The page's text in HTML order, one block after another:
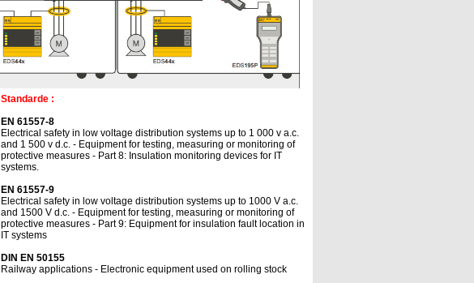
Standarde :
EN 61557-8
Electrical safety in low voltage distribution systems up to 1 000 v a.c.
and 1 500 v d.c. - Equipment for testing, measuring or monitoring of
protective measures - Part 8: Insulation monitoring devices for IT
systems.
EN 61557-9
Electrical safety in low voltage distribution systems up to 1000 V a.c.
and 1500 V d.c. - Equipment for testing, measuring or monitoring of
protective measures - Part 9: Equipment for insulation fault location in
IT systems
DIN EN 50155
Railway applications - Electronic equipment used on rolling stock